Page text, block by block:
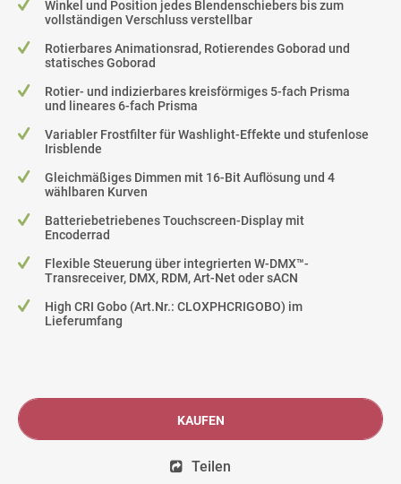
Winkel und Position jedes Blendenschiebers bis zum
vollständigen Verschluss verstellbar
Rotierbares Animationsrad, Rotierendes Goborad und
statisches Goborad
Rotier- und indizierbares kreisförmiges 5-fach Prisma
und lineares 6-fach Prisma
Variabler Frostfilter für Washlight-Effekte und stufenlose
Irisblende
Gleichmäßiges Dimmen mit 16-Bit Auflösung und 4
wählbaren Kurven
Batteriebetriebenes Touchscreen-Display mit
Encoderrad
Flexible Steuerung über integrierten W-DMX™-
Transreceiver, DMX, RDM, Art-Net oder sACN
High CRI Gobo (Art.Nr.: CLOXPHCRIGOBO) im
Lieferumfang
KAUFEN
Teilen